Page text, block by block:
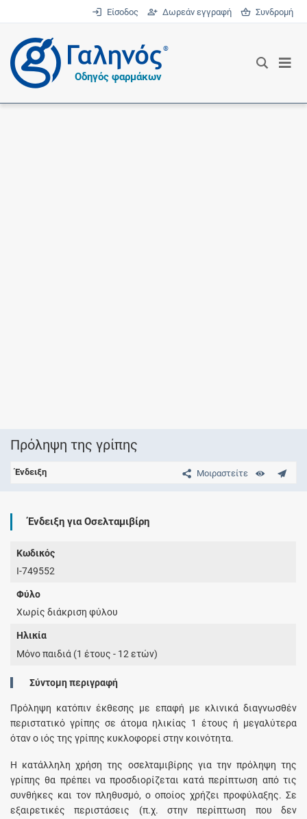
Είσοδος Δωρεάν εγγραφή Συνδρομή
®
Οδηγός φαρμάκων
Πρόληψη της γρίπης
Μοιραστείτε
Ένδειξη
Ένδειξη για Οσελταμιβίρη
Κωδικός
I-749552
Φύλο
Χωρίς διάκριση φύλου
Ηλικία
Μόνο παιδιά (1 έτους - 12 ετών)
Σύντομη περιγραφή
Πρόληψη κατόπιν έκθεσης με επαφή με κλινικά διαγνωσθέν
περιστατικό γρίπης σε άτομα ηλικίας 1 έτους ή μεγαλύτερα
όταν ο ιός της γρίπης κυκλοφορεί στην κοινότητα.
Η κατάλληλη χρήση της οσελταμιβίρης για την πρόληψη της
γρίπης θα πρέπει να προσδιορίζεται κατά περίπτωση από τις
συνθήκες και τον πληθυσμό, ο οποίος χρήζει προφύλαξης. Σε
εξαιρετικές περιστάσεις (π.χ. στην περίπτωση που δεν